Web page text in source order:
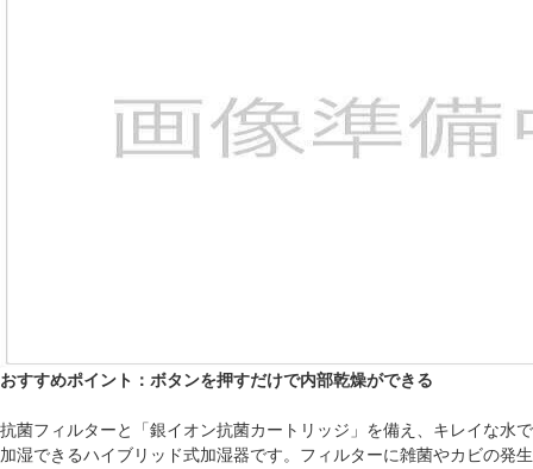
おすすめポイント：ボタンを押すだけで内部乾燥ができる
抗菌フィルターと「銀イオン抗菌カートリッジ」を備え、キレイな水で
加湿できるハイブリッド式加湿器です。フィルターに雑菌やカビの発生